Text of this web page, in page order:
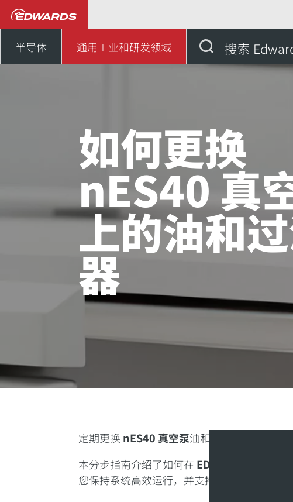
半导体 通用工业和研发领域 搜索
如何更换
nES40 真
上的油和
器
定期更换 nES40 真空泵油和过滤器对于保持
本分步指南介绍了如何在 EDWARDS nES40
您保持系统高效运行，并支持您的真空泵总体